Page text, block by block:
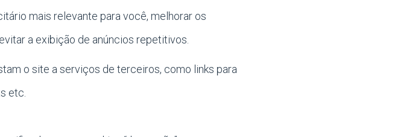
mais relevante para você, melhorar os
a exibição de anúncios repetitivos.
o site a serviços de terceiros, como links para
etc.